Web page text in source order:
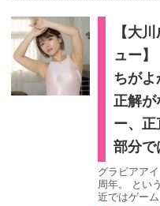
【大
ュー
ちが
正解
ー、
部分で
グラビアア
周年。 とい
近ではゲー